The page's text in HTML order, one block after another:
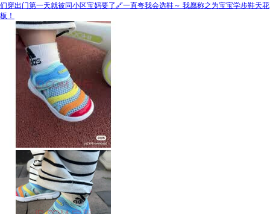
们穿出门第一天就被同小区宝妈要了🔗一直夸我会选鞋～ 我愿称之为宝宝学步鞋天花
板！